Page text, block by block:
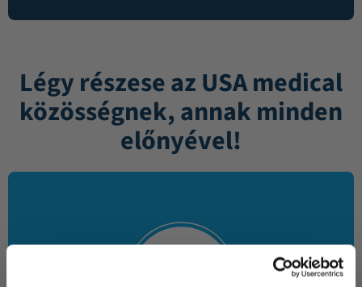
Légy részese az USA medical
közösségnek, annak minden
előnyével!